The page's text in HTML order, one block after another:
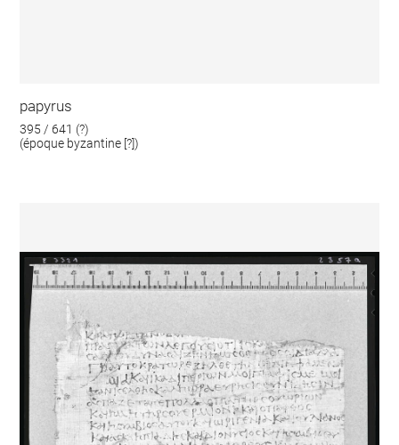
papyrus
395 / 641 (?)
(époque byzantine [?])